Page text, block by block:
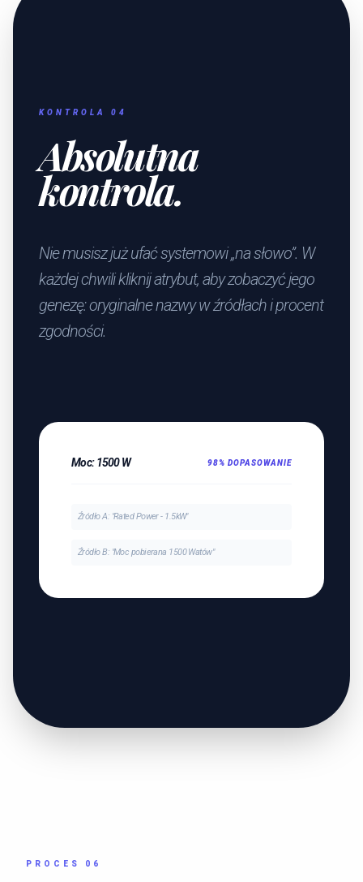
KONTROLA 04
Absolutna
kontrola.
Nie musisz już ufać systemowi „na słowo”. W
każdej chwili kliknij atrybut, aby zobaczyć jego
genezę: oryginalne nazwy w źródłach i procent
zgodności.
Moc: 1500 W 98% DOPASOWANIE
Źródło A: "Rated Power - 1.5kW"
Źródło B: "Moc pobierana 1500 Watów"
PROCES 06